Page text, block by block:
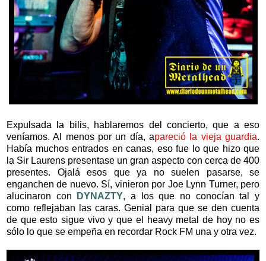
Expulsada la bilis, hablaremos del concierto, que a eso
veníamos. Al menos por un día, apareció la vieja guardia.
Había muchos entrados en canas, eso fue lo que hizo que
la Sir Laurens presentase un gran aspecto con cerca de 400
presentes. Ojalá esos que ya no suelen pasarse, se
enganchen de nuevo. Sí, vinieron por Joe Lynn Turner, pero
alucinaron con
DYNAZTY, a los que no conocían tal y
como reflejaban las caras. Genial para que se den cuenta
de que esto sigue vivo y que el heavy metal de hoy no es
sólo lo que se empeña en recordar Rock FM una y otra vez.